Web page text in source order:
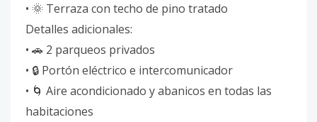
• 🌞 Terraza con techo de pino tratado
Detalles adicionales:
• 🚗 2 parqueos privados
• 🔒 Portón eléctrico e intercomunicador
• 🌀 Aire acondicionado y abanicos en todas las
habitaciones